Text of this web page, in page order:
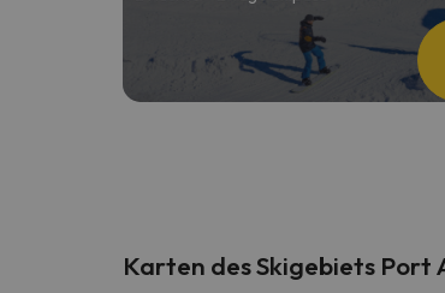
Karten des Skigebiets Port